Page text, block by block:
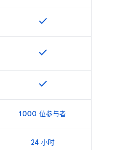
该 SKU 提供此功能
check
该 SKU 提供此功能
check
该 SKU 提供此功能
check
1000 位参与者
24 小时